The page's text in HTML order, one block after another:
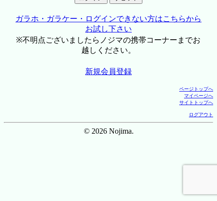
ガラホ・ガラケー・ログインできない方はこちらから
お試し下さい
※不明点ございましたらノジマの携帯コーナーまでお
越しください。
新規会員登録
ページトップへ
マイページへ
サイトトップへ
ログアウト
© 2026 Nojima.